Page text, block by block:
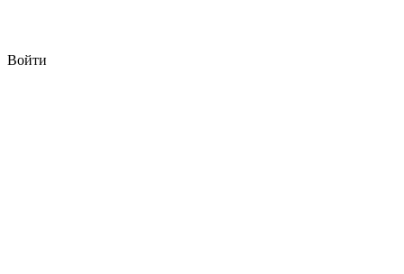
Войти